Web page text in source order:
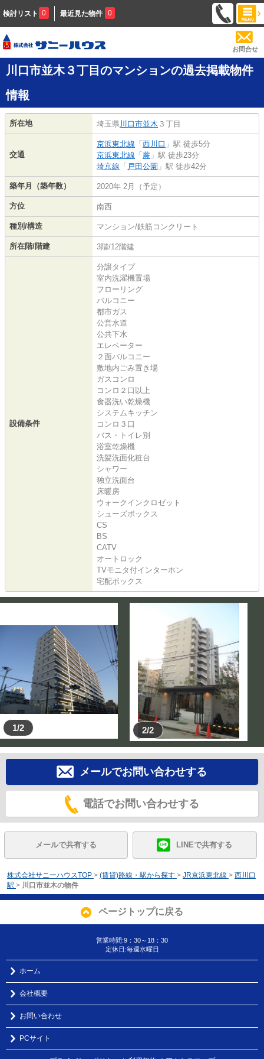
検討リスト 0 最近見た物件 0
お問合せ
川口市並木３丁目のマンションの過去掲載物件
情報
所在地 埼玉県 川口市並木 ３丁目
交通
京浜東北線 「 西川口 」駅 徒歩5分
京浜東北線 「 蕨 」駅 徒歩23分
埼京線 「 戸田公園 」駅 徒歩42分
築年月（築年数） 2020年 2月（予定）
方位 南西
種別/構造 マンション/鉄筋コンクリート
所在階/階建 3階/12階建
設備条件
分譲タイプ
室内洗濯機置場
フローリング
バルコニー
都市ガス
公営水道
公共下水
エレベーター
２面バルコニー
敷地内ごみ置き場
ガスコンロ
コンロ２口以上
食器洗い乾燥機
システムキッチン
コンロ３口
バス・トイレ別
浴室乾燥機
洗髪洗面化粧台
シャワー
独立洗面台
床暖房
ウォークインクロゼット
シューズボックス
CS
BS
CATV
オートロック
TVモニタ付インターホン
宅配ボックス
1/2 2/2
メールでお問い合わせする
電話でお問い合わせする
メールで共有する LINEで共有する
株式会社サニーハウスTOP > (賃貸)路線・駅から探す > JR京浜東北線 > 西川口
駅 > 川口市並木の物件
ページトップに戻る
営業時間:9：30～18：30
定休日:毎週水曜日
ホーム
会社概要
お問い合わせ
PCサイト